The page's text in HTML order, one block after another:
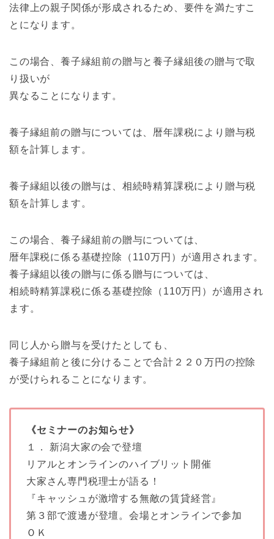
法律上の親子関係が形成されるため、要件を満たすこ
とになります。
この場合、養子縁組前の贈与と養子縁組後の贈与で取
り扱いが
異なることになります。
養子縁組前の贈与については、暦年課税により贈与税
額を計算します。
養子縁組以後の贈与は、相続時精算課税により贈与税
額を計算します。
この場合、養子縁組前の贈与については、
暦年課税に係る基礎控除（110万円）が適用されます。
養子縁組以後の贈与に係る贈与については、
相続時精算課税に係る基礎控除（110万円）が適用され
ます。
同じ人から贈与を受けたとしても、
養子縁組前と後に分けることで合計２２０万円の控除
が受けられることになります。
《セミナーのお知らせ》
１． 新潟大家の会で登壇
リアルとオンラインのハイブリット開催
大家さん専門税理士が語る！
『キャッシュが激増する無敵の賃貸経営』
第３部で渡邊が登壇。会場とオンラインで参加
ＯＫ